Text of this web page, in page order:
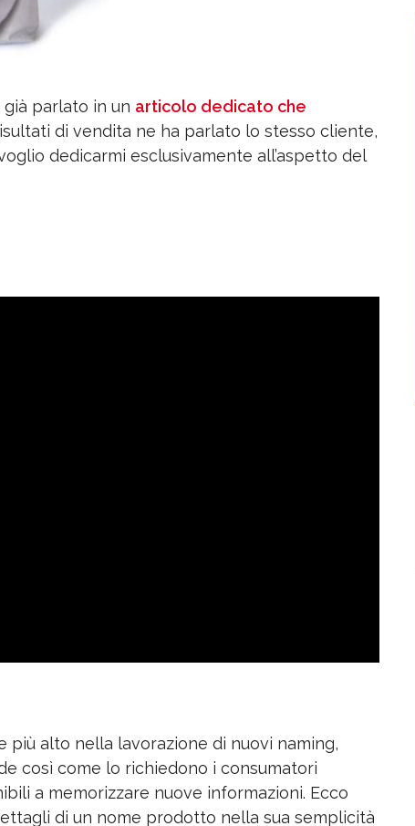
parlato in un articolo dedicato che
di vendita ne ha parlato lo stesso cliente,
dedicarmi esclusivamente all’aspetto del
alto nella lavorazione di nuovi naming,
così come lo richiedono i consumatori
a memorizzare nuove informazioni. Ecco
di un nome prodotto nella sua semplicità